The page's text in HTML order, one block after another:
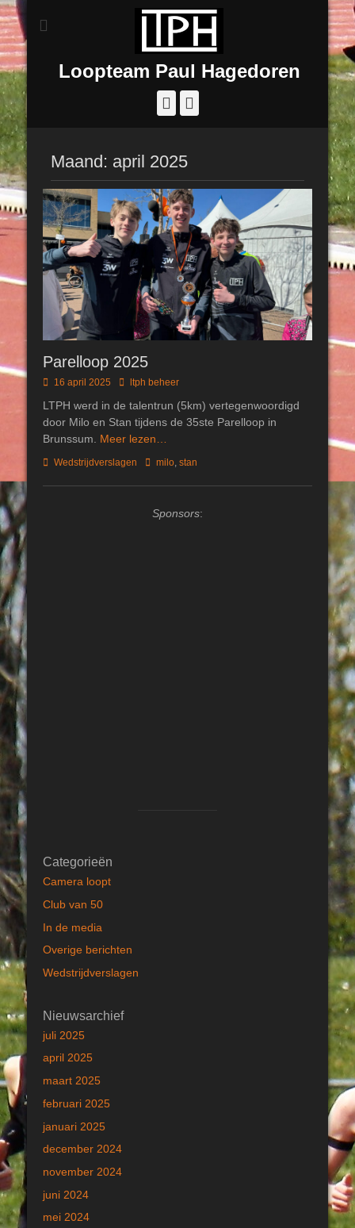
Loopteam Paul Hagedoren
Facebook
Maand: april 2025
Parelloop 2025
Geplaatst
16 april 2025 Authorltph beheer
LTPH werd in de talentrun (5km) vertegenwoordigd
door Milo en Stan tijdens de 35ste Parelloop in
Brunssum. Meer lezen…
Categorieën
Wedstrijdverslagen Tagsmilo, stan
Sponsors:
Categorieën
Camera loopt
Club van 50
In de media
Overige berichten
Wedstrijdverslagen
Nieuwsarchief
juli 2025
april 2025
maart 2025
februari 2025
januari 2025
december 2024
november 2024
juni 2024
mei 2024